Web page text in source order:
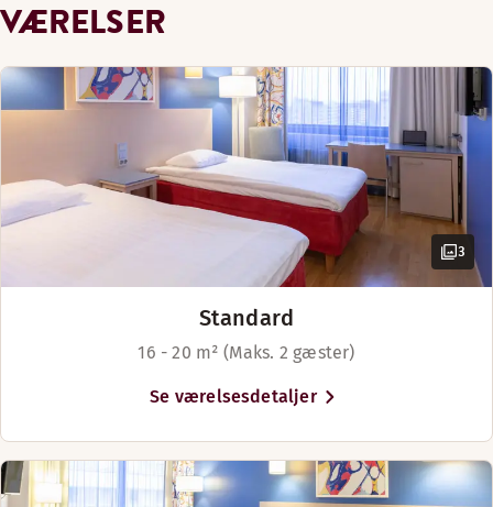
VÆRELSER
3
Standard
16 - 20 m² (Maks. 2 gæster)
Se værelsesdetaljer